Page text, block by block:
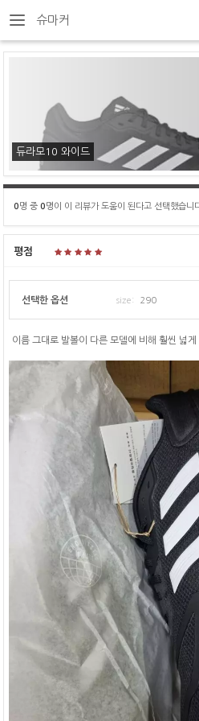
슈마커
듀라모10 와이드
0명 중 0명이 이 리뷰가 도움이 된다고 선택했습니
평점
선택한 옵션 size: 290
이름 그대로 발볼이 다른 모델에 비해 훨씬 넓